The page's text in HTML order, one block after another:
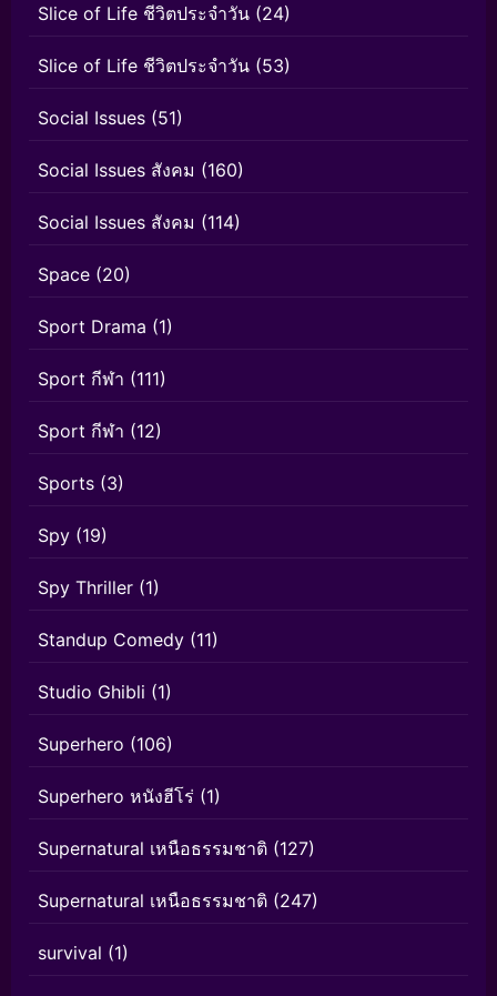
Slice of Life ชีวิตประจำวัน (24)
Slice of Life ชีวิตประจำวัน (53)
Social Issues (51)
Social Issues สังคม (160)
Social Issues สังคม (114)
Space (20)
Sport Drama (1)
Sport กีฬา (111)
Sport กีฬา (12)
Sports (3)
Spy (19)
Spy Thriller (1)
Standup Comedy (11)
Studio Ghibli (1)
Superhero (106)
Superhero หนังฮีโร่ (1)
Supernatural เหนือธรรมชาติ (127)
Supernatural เหนือธรรมชาติ (247)
survival (1)